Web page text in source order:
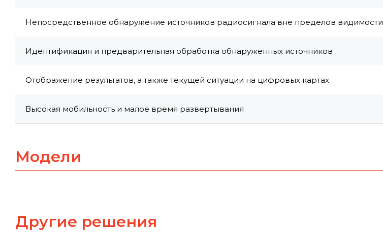
Непосредственное обнаружение источников радиосигнала вне пределов видимости
Идентификация и предварительная обработка обнаруженных источников
Отображение результатов, а также текущей ситуации на цифровых картах
Высокая мобильность и малое время развертывания
Модели
Другие решения